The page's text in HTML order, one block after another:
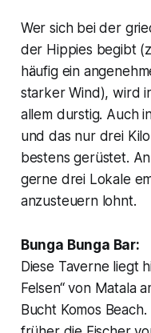
Wer sich bei der
der Hippies begibt
häufig ein
starker Wind), wird
allem durstig. Auch
und das nur drei
bestens gerüstet.
gerne drei Lokale
anzusteuern lohnt.
Bunga Bunga Bar:
Diese Taverne liegt
Felsen“ von Matala
Bucht Komos